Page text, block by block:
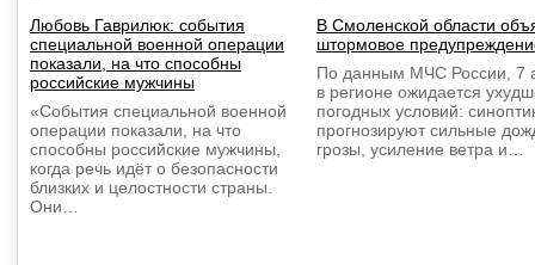
Любовь Гаврилюк: события
специальной военной операции
показали, на что способны
российские мужчины
«События специальной военной
операции показали, на что
способны российские мужчины,
когда речь идёт о безопасности
близких и целостности страны.
Они…
В Смоленской области
штормовое
По данным МЧС России, 7
в регионе ожидается
погодных условий:
прогнозируют сильные
грозы, усиление ветра и…